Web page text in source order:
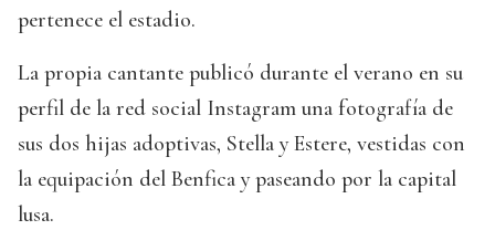
pertenece el estadio.
La propia cantante publicó durante el verano en su
perfil de la red social Instagram una fotografía de
sus dos hijas adoptivas, Stella y Estere, vestidas con
la equipación del Benfica y paseando por la capital
lusa.